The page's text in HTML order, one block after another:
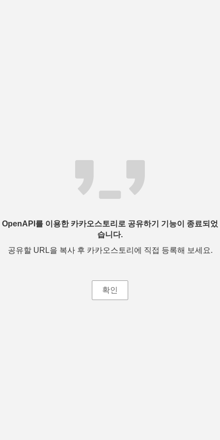
OpenAPI를 이용한 카카오스토리로 공유하기 기능이 종료되었
습니다.
공유할 URL을 복사 후 카카오스토리에 직접 등록해 보세요.
확인